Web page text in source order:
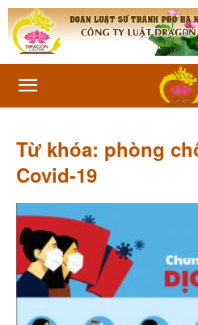
Từ khóa: phòng
Covid-19